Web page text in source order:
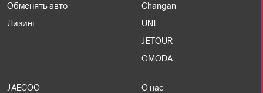
Обменять авто
Лизинг
Changan
UNI
JETOUR
OMODA
JAECOO
О нас